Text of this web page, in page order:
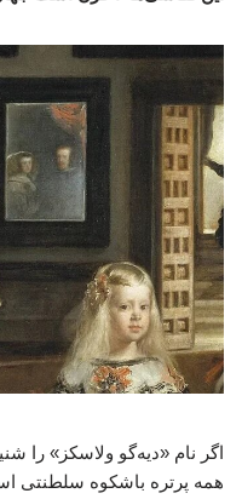
اگر نام «دیه‌گو ولاسکز» را
همه پرتره باشکوه سلطنتی